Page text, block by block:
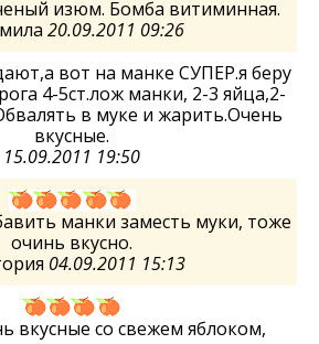
изюм. Бомба витиминная.
20.09.2011 09:26
вот на манке СУПЕР.я беру
4-5ст.лож манки, 2-3 яйца,2-
в муке и жарить.Очень
вкусные.
15.09.2011 19:50
манки заместь муки, тоже
очинь вкусно.
04.09.2011 15:13
вкусные со свежем яблоком,